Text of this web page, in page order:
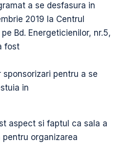
a se desfasura in
2019 la Centrul
Bd. Energeticienilor, nr.5,
fost
pentru a se
in
aspect si faptul ca sala a
organizarea